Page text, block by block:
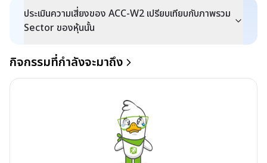
ประเมินความเสี่ยงของ ACC-W2 เปรียบเทียบกับภาพรวม
Sector ของหุ้นนั้น
กิจกรรมที่กำลังจะมาถึง